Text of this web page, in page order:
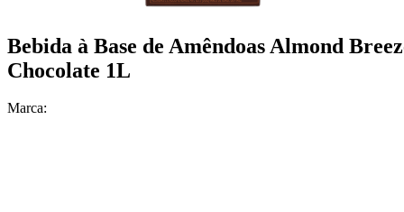
Bebida à Base de Amêndoas Almond
Chocolate 1L
Marca: